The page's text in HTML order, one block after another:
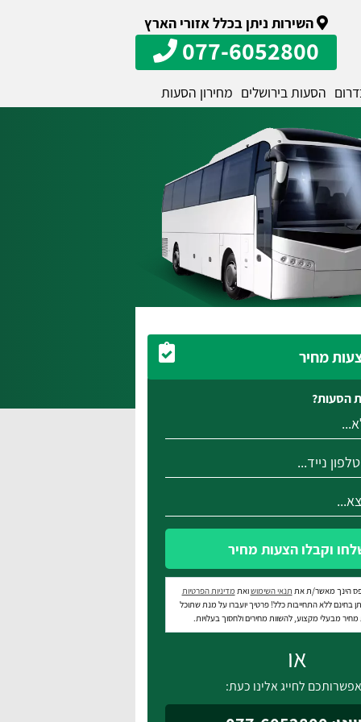
השירות ניתן בכלל אזורי הארץ
077-6052800
הסעות בירושלים מחירון הסעות
הסעות?
וקבלו הצעות מחיר
הינך מאשר/ת את תנאי השימושואת מדיניות הפרטיות
בחינם ללא התחייבות כלל! פרטיך יועברו על מנת שתוכל
מבעלי מקצוע, להשוות מחירים ולחסוך בעלויות.
או
לחייג אלינו כעת: